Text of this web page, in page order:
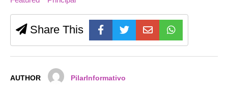
Share This
AUTHOR PilarInformativo